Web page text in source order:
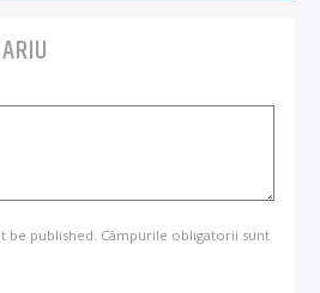
be published. Câmpurile obligatorii sunt